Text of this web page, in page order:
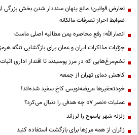
تعارض قوانین؛ مانع پنهان سنددار شدن بخش بزرگی
ضوابط احراز تصرفات مالکانه
انصارالله: رفع محاصره یمن مطالبه اصلی ماست
جزئیات مذاکرات ایران و عمان برای بازگشایی تنگه هرمز
تخم‌مرغ‌هایی که در مرز پوسیدند تا اقتدار اداری
کاهش دمای تهران از جمعه
خودتحقیرها عریضه‌نویس کاخ سفید شده‌اند!
عملیات «نصر ۷» چه هدفی را دنبال می‌کرد؟
زلزله شهر یاسوج را لرزاند
زائران از همه مرزها برای بازگشت استفاده کنید